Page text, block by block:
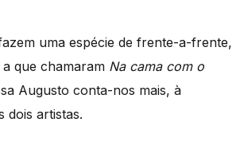
uma espécie de frente-a-frente,
que chamaram Na cama com o
Augusto conta-nos mais, à
dois artistas.